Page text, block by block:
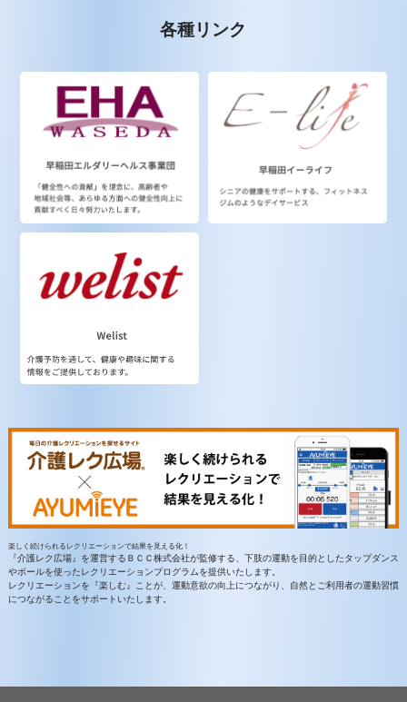
各種リンク
楽しく続けられるレクリエーションで結果を見える化！
『介護レク広場』を運営するＢＣＣ株式会社が監修する、下肢の運動を目的としたタップダンス
やボールを使ったレクリエーションプログラムを提供いたします。
レクリエーションを『楽しむ』ことが、運動意欲の向上につながり、自然とご利用者の運動習慣
につながることをサポートいたします。